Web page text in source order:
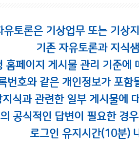
유토론은 기상업무 또는 기상
기존 자유토론과 지식
홈페이지 게시물 관리 기준에
번호와 같은 개인정보가 포
지식과 관련한 일부 게시물에
공식적인 답변이 필요한 경
로그인 유지시간(10분)